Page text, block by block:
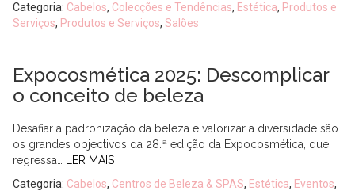
Categoria: Cabelos, Colecções e Tendências, Estética, Produtos e
Serviços, Produtos e Serviços, Salões
Expocosmética 2025: Descomplicar
o conceito de beleza
Desafiar a padronização da beleza e valorizar a diversidade são
os grandes objectivos da 28.ª edição da Expocosmética, que
regressa…
LER MAIS
Categoria: Cabelos, Centros de Beleza & SPAS, Estética, Eventos,